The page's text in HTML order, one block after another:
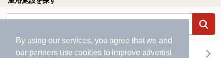
By using our services, you agree that we and
our partners use cookies to improve advertisi
エリアから探す